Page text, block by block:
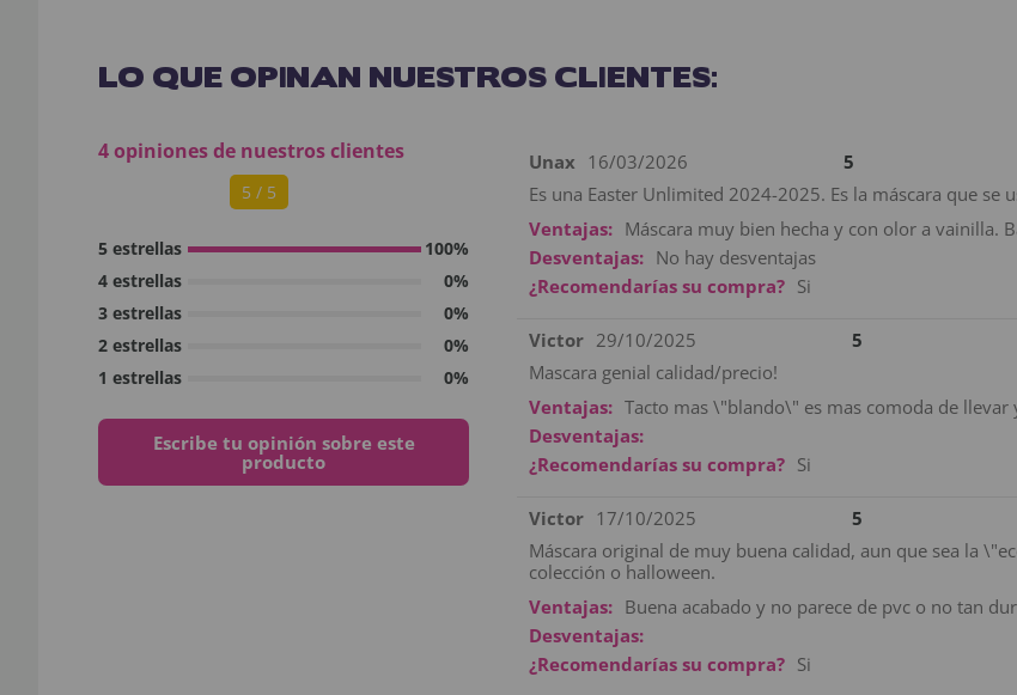
LO QUE OPINAN NUESTROS CLIENTES:
4 opiniones de nuestros clientes
5 / 5
5 estrellas
100%
4 estrellas
0%
3 estrellas
0%
2 estrellas
0%
1 estrellas
0%
Escribe tu opinión sobre este
producto
Unax 16/03/2026
5
Es una Easter Unlimited 2024-2025. Es la máscara que se
Ventajas: Máscara muy bien hecha y con olor a vainilla.
Desventajas: No hay desventajas
¿Recomendarías su compra? Si
Victor 29/10/2025
5
Mascara genial calidad/precio!
Ventajas: Tacto mas \"blando\" es mas comoda de llevar
Desventajas:
¿Recomendarías su compra? Si
Victor 17/10/2025
5
Máscara original de muy buena calidad, aun que sea la
colección o halloween.
Ventajas: Buena acabado y no parece de pvc o no tan
Desventajas:
¿Recomendarías su compra? Si